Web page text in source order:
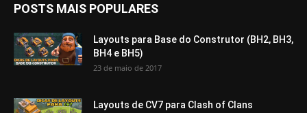
POSTS MAIS POPULARES
Layouts para Base do Construtor (BH2, BH3,
BH4 e BH5)
23 de maio de 2017
Layouts de CV7 para Clash of Clans